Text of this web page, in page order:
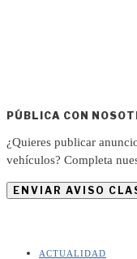
PÚBLICA CON
¿Quieres publicar
vehículos? Completa
ENVIAR AVISO
ACTUALIDAD